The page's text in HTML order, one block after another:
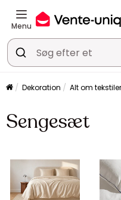
Menu
Dekoration Alt om tekstiler
Sengesæt